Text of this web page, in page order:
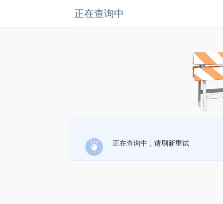
正在查询中
正在查询中，请刷新重试